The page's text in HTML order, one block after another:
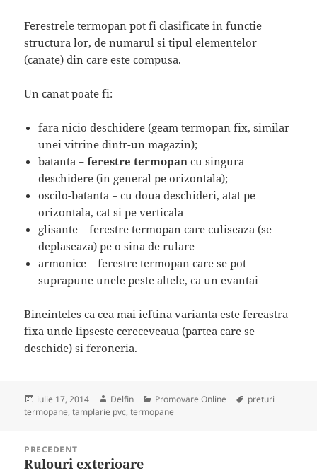
Ferestrele termopan pot fi clasificate in functie
structura lor, de numarul si tipul elementelor
(canate) din care este compusa.
Un canat poate fi:
fara nicio deschidere (geam termopan fix, similar
unei vitrine dintr-un magazin);
batanta =ferestre termopan cu singura
deschidere (in general pe orizontala);
oscilo-batanta = cu doua deschideri, atat pe
orizontala, cat si pe verticala
glisante = ferestre termopan care culiseaza (se
deplaseaza) pe o sina de rulare
armonice = ferestre termopan care se pot
suprapune unele peste altele, ca un evantai
Bineinteles ca cea mai ieftina varianta este fereastra
fixa unde lipseste cereceveaua (partea care se
deschide) si feroneria.
Publicat
pe
iulie 17, 2014 Autor
Delfin Categorii
Promovare Online Etichete
preturi
termopane,tamplarie pvc,termopane
PRECEDENT
Articolul
Rulouri exterioare